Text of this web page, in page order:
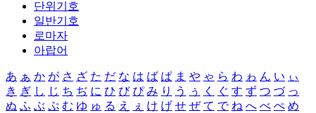
단위기호
일반기호
로마자
아랍어
あ ぁ か が さ ざ た だ な は ば ぱ ま や ゃ ら わ ゎ ん い ぃ
き ぎ し じ ち ぢ に ひ び ぴ み り う ぅ く ぐ す ず つ づ っ
ぬ ふ ぶ ぷ む ゆ ゅ る え ぇ け げ せ ぜ て で ね へ べ ぺ め